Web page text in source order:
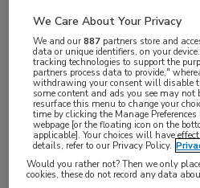
Vakgebieden:
Farmacie,Nefrologie
Aandachtsgebieden:
Chronische nierschade
Tags:
We Care About Your Privacy
We and our887 partners store and
data or unique identifiers, on your
tracking technologies to support the
partners process data to provide,"
withdrawing your consent will disable
some content and ads you see may not
resurface this menu to change your
time by clicking the Manage
webpage [or the floating icon on the
applicable]. Your choices will have
details, refer to our Privacy Policy.
Would you rather not? Then we only
cookies, these do not record any data